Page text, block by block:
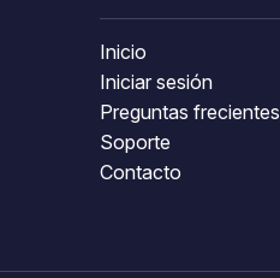
Inicio
Iniciar sesión
Preguntas frecientes
Soporte
Contacto